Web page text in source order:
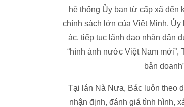
hệ thống Ủy ban từ cấp xã
chính sách lớn của Việt Minh.
ác, tiếp tục lãnh đạo nhân dân
“hình ảnh nước Việt Nam mới”,
bản
Tại lán Nà Nưa, Bác luôn theo
nhận định, đánh giá tình hình,